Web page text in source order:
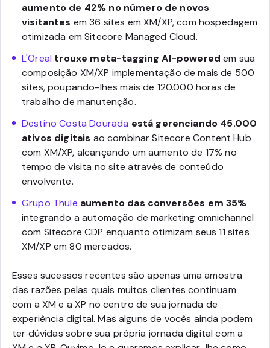
aumento de 42% no número de novos
visitantes em 36 sites em XM/XP, com hospedagem
otimizada em Sitecore Managed Cloud.
L'Oreal trouxe meta-tagging AI-powered em sua
composição XM/XP implementação de mais de 500
sites, poupando-lhes mais de 120.000 horas de
trabalho de manutenção.
Destino Costa Dourada está gerenciando 45.000
ativos digitais ao combinar Sitecore Content Hub
com XM/XP, alcançando um aumento de 17% no
tempo de visita no site através de conteúdo
envolvente.
Grupo Thule aumento das conversões em 35%
integrando a automação de marketing omnichannel
com Sitecore CDP enquanto otimizam seus 11 sites
XM/XP em 80 mercados.
Esses sucessos recentes são apenas uma amostra
das razões pelas quais muitos clientes continuam
com a XM e a XP no centro de sua jornada de
experiência digital. Mas alguns de vocês ainda podem
ter dúvidas sobre sua própria jornada digital com a